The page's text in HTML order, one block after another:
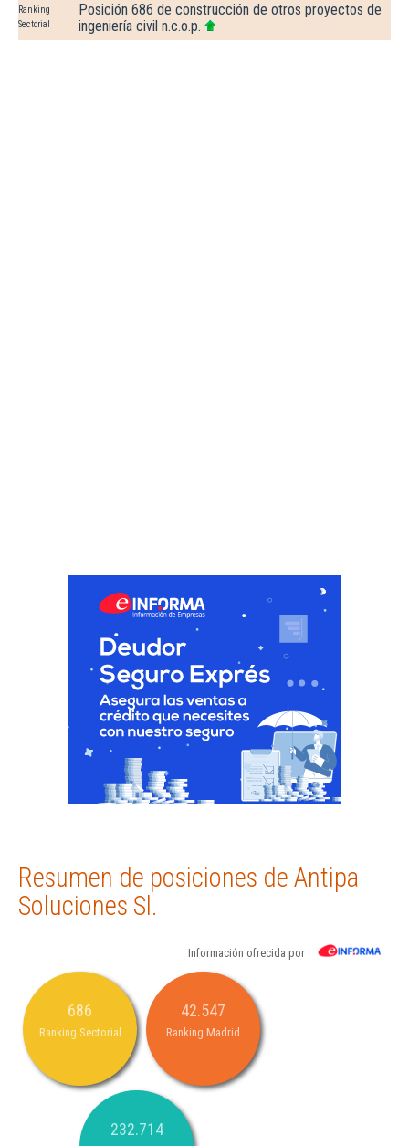
Ranking
Sectorial
Posición 686 de construcción de otros proyectos de
ingeniería civil n.c.o.p.
Resumen de posiciones de Antipa
Soluciones Sl.
Información ofrecida por
686
Ranking Sectorial
42.547
Ranking Madrid
232.714